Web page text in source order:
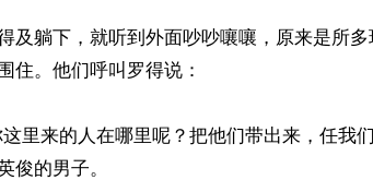
及躺下，就听到外面吵吵嚷嚷，原来是所
住。他们呼叫罗得说：
里来的人在哪里呢？把他们带出来，任我
俊的男子。